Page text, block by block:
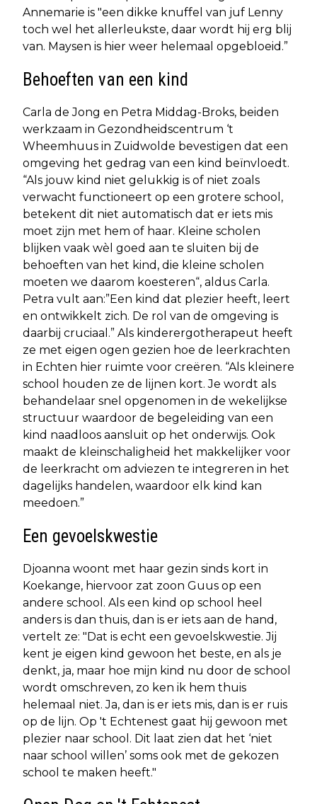
Annemarie is "een dikke knuffel van juf Lenny
toch wel het allerleukste, daar wordt hij erg blij
van. Maysen is hier weer helemaal opgebloeid.”
Behoeften van een kind
Carla de Jong en Petra Middag-Broks, beiden
werkzaam in Gezondheidscentrum ‘t
Wheemhuus in Zuidwolde bevestigen dat een
omgeving het gedrag van een kind beïnvloedt.
“Als jouw kind niet gelukkig is of niet zoals
verwacht functioneert op een grotere school,
betekent dit niet automatisch dat er iets mis
moet zijn met hem of haar. Kleine scholen
blijken vaak wèl goed aan te sluiten bij de
behoeften van het kind, die kleine scholen
moeten we daarom koesteren“, aldus Carla.
Petra vult aan:”Een kind dat plezier heeft, leert
en ontwikkelt zich. De rol van de omgeving is
daarbij cruciaal.” Als kinderergotherapeut heeft
ze met eigen ogen gezien hoe de leerkrachten
in Echten hier ruimte voor creëren. “Als kleinere
school houden ze de lijnen kort. Je wordt als
behandelaar snel opgenomen in de wekelijkse
structuur waardoor de begeleiding van een
kind naadloos aansluit op het onderwijs. Ook
maakt de kleinschaligheid het makkelijker voor
de leerkracht om adviezen te integreren in het
dagelijks handelen, waardoor elk kind kan
meedoen.”
Een gevoelskwestie
Djoanna woont met haar gezin sinds kort in
Koekange, hiervoor zat zoon Guus op een
andere school. Als een kind op school heel
anders is dan thuis, dan is er iets aan de hand,
vertelt ze: "Dat is echt een gevoelskwestie. Jij
kent je eigen kind gewoon het beste, en als je
denkt, ja, maar hoe mijn kind nu door de school
wordt omschreven, zo ken ik hem thuis
helemaal niet. Ja, dan is er iets mis, dan is er ruis
op de lijn. Op 't Echtenest gaat hij gewoon met
plezier naar school. Dit laat zien dat het ‘niet
naar school willen’ soms ook met de gekozen
school te maken heeft."